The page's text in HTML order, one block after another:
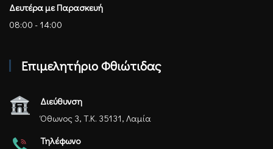
Δευτέρα με Παρασκευή
08:00 - 14:00
Επιμελητήριο Φθιώτιδας
Διεύθυνση
Όθωνος 3, Τ.Κ. 35131, Λαμία
Τηλέφωνο